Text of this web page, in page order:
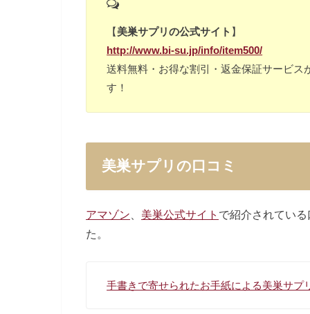
【美巣サプリの公式サイト 】
http://www.bi-su.jp/info/item500/
送料無料・お得な割引・返金保証サービ
す！
美巣サプリの口コミ
アマゾン 美巣公式サイト で紹介されてい
た。
手書きで寄せられたお手紙による美巣サプ